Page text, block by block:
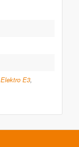
Elektro E3,